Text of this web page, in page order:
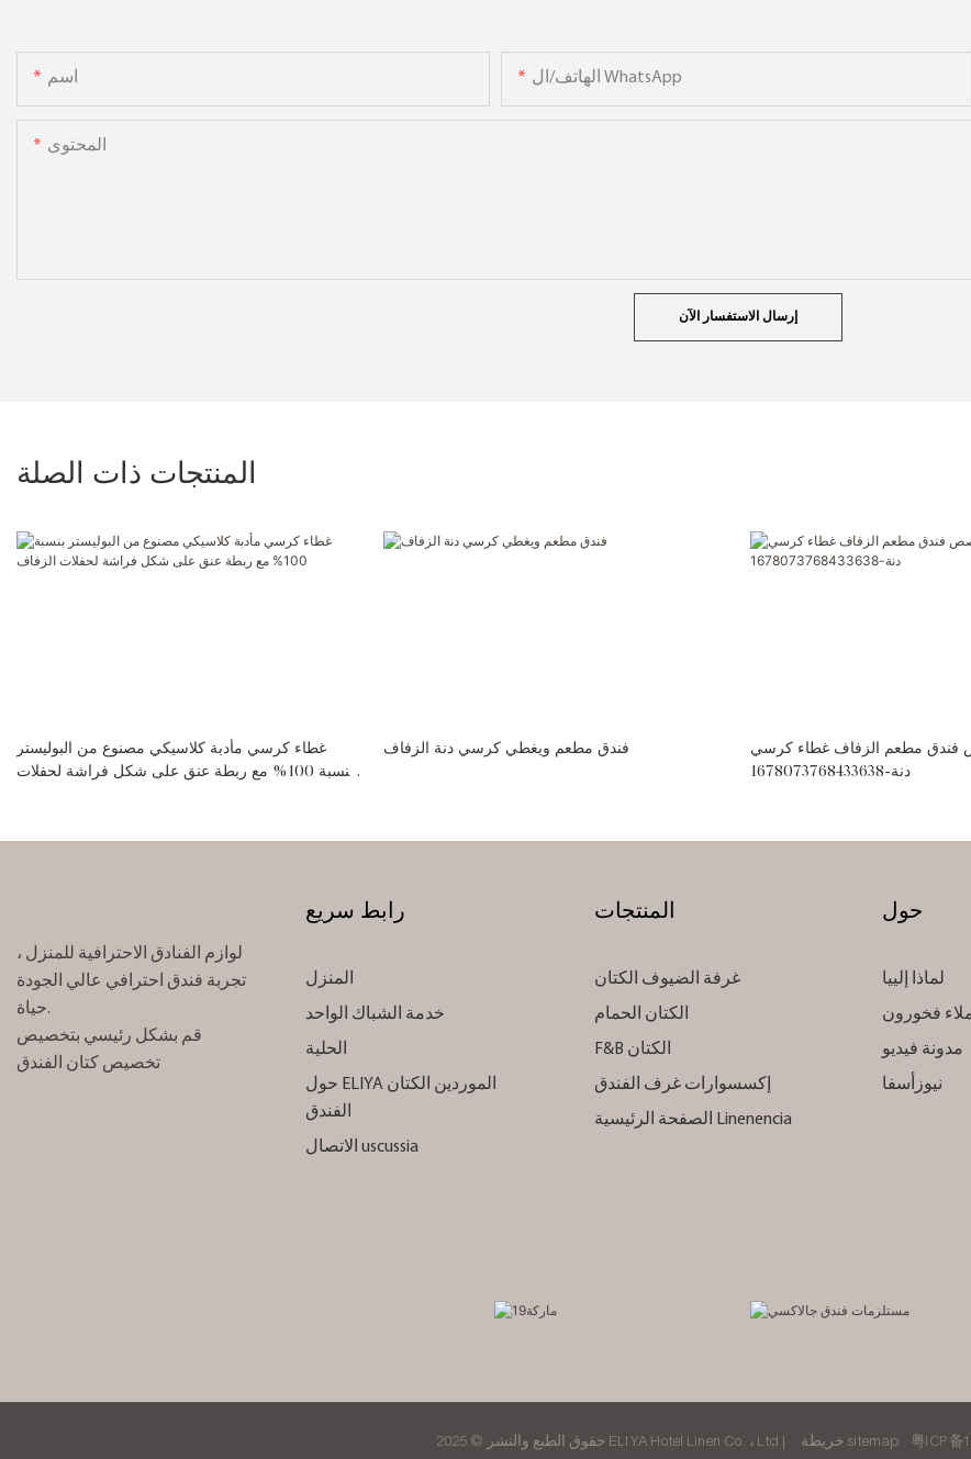
اسم الهاتف/ال WhatsApp
المحتوى
إرسال الاستفسار الآن
المنتجات ذات الصلة
غطاء كرسي مأدبة كلاسيكي مصنوع من البوليستر
بنسبة 100% مع ربطة عنق على شكل فراشة لحفلات
فندق مطعم ويغطي كرسي دنة الزفاف
مطعم الزفاف غطاء كرسي
دنة-1678073768433638
لوازم الفنادق الاحترافية للمنزل ،
تجربة فندق احترافي عالي الجودة
حياة.
قم بشكل رئيسي بتخصيص
تخصيص كتان الفندق
رابط سريع
المنزل
خدمة الشباك الواحد
الحلية
حول ELIYA الموردين الكتان
الفندق
الاتصال uscussia
المنتجات
غرفة الضيوف الكتان
الكتان الحمام
F&B الكتان
إكسسوارات غرف الفندق
الصفحة الرئيسية Linenencia
حول
لماذا إلييا
فخورون
مدونة فيديو
نيوزأسفا
حقوق الطبع والنشر © 2025 ELIYA Hotel Linen Co. ، Ltd | خريطة sitemap 粤ICP备